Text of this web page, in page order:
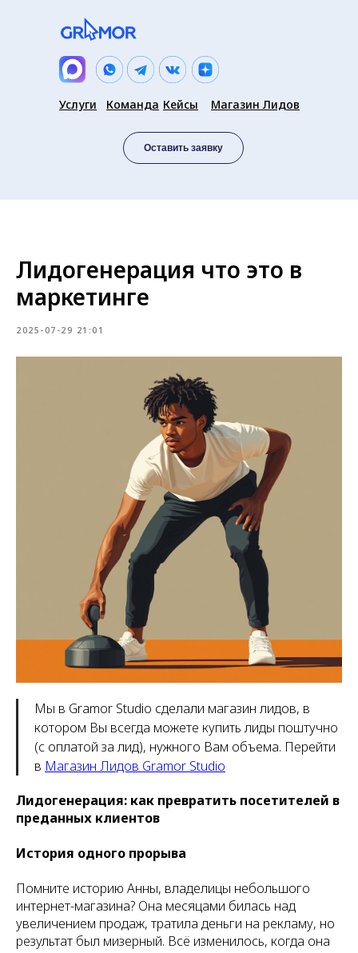
Оставить заявку
Услуги Кейсы Магазин Лидов
Команда
Лидогенерация что это в
маркетинге
2025-07-29 21:01
Мы в Gramor Studio сделали магазин лидов, в
котором Вы всегда можете купить лиды поштучно
(с оплатой за лид), нужного Вам объема. Перейти
в Магазин Лидов Gramor Studio
Лидогенерация: как превратить посетителей в
преданных клиентов
История одного прорыва
Помните историю Анны, владелицы небольшого
интернет-магазина? Она месяцами билась над
увеличением продаж, тратила деньги на рекламу, но
результат был мизерный. Всё изменилось, когда она